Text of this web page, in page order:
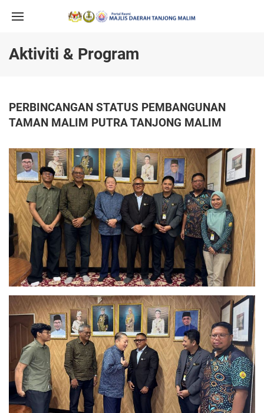
Aktiviti & Program
PERBINCANGAN STATUS PEMBANGUNAN
TAMAN MALIM PUTRA TANJONG MALIM